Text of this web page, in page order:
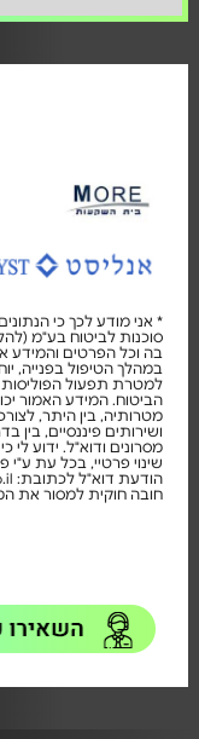
* אני מודע לכך כי
סוכנות לביטוח בע"מ
בה וכל הפרטים והמידע
במהלך הטיפול בפנייה,
למטרת תפעול הפוליסות
הביטוח. המידע האמור
מטרותיה, בין היתר,
ושירותים פיננסיים, בין
מסרונים ודוא"ל. ידוע
חובה חוקית למסור את